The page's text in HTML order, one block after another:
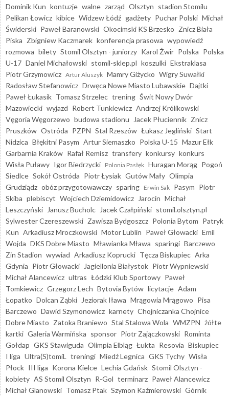
Dominik Kun kontuzje walne zarząd Olsztyn stadion Stomilu
Pelikan Łowicz kibice Widzew Łódź gadżety Puchar Polski Michał
Świderski Paweł Baranowski Okocimski KS Brzesko Znicz Biała
Piska Zbigniew Kaczmarek konferencja prasowa wypowiedź
rozmowa bilety Stomil Olsztyn - juniorzy Karol Żwir Polska Polska
U-17 Daniel Michałowski stomil-sklep.pl koszulki Ekstraklasa
Piotr Grzymowicz Artur Aluszyk Mamry Giżycko Wigry Suwałki
Radosław Stefanowicz Drwęca Nowe Miasto Lubawskie Dajtki
Paweł Łukasik Tomasz Strzelec trening Świt Nowy Dwór
Mazowiecki wyjazd Robert Tunkiewicz Andrzej Królikowski
Vęgoria Węgorzewo budowa stadionu Jacek Płuciennik Znicz
Pruszków Ostróda PZPN Stal Rzeszów Łukasz Jegliński Start
Nidzica Błękitni Pasym Artur Siemaszko Polska U-15 Mazur Ełk
Garbarnia Kraków Rafał Remisz transfery konkursy konkurs
Wisła Puławy Igor Biedrzycki Polonia Pasłęk Huragan Morąg Pogoń
Siedlce Sokół Ostróda Piotr Łysiak Gutów Mały Olimpia
Grudziądz obóz przygotowawczy sparing Erwin Sak Pasym Piotr
Skiba plebiscyt Wojciech Dziemidowicz Jarocin Michał
Leszczyński
Janusz Bucholc Jacek Czałpiński stomil.olsztyn.pl
Sylwester Czereszewski Zawisza Bydgoszcz Polonia Bytom Patryk
Kun Arkadiusz Mroczkowski Motor Lublin Paweł Głowacki Emil
Wojda DKS Dobre Miasto Mławianka Mława sparingi Barczewo
Zin Stadion wywiad Arkadiusz Koprucki Tęcza Biskupiec Arka
Gdynia Piotr Głowacki Jagiellonia Białystok Piotr Wypniewski
Michał Alancewicz ultras Łódzki Klub Sportowy Paweł
Tomkiewicz Grzegorz Lech Bytovia Bytów licytacje Adam
Łopatko Dolcan Ząbki Jeziorak Iława Mrągowia Mrągowo Pisa
Barczewo Dawid Szymonowicz karnety Chojniczanka Chojnice
Dobre Miasto Zatoka Braniewo Stal Stalowa Wola WMZPN żółte
kartki Galeria Warmińska sponsor Piotr Zajączkowski Rominta
Gołdap GKS Stawiguda Olimpia Elbląg Łukta Resovia Biskupiec
I liga Ultra(S)tomiL treningi Miedź Legnica GKS Tychy Wisła
Płock III liga Korona Kielce Lechia Gdańsk Stomil Olsztyn -
kobiety AS Stomil Olsztyn R-Gol terminarz Paweł Alancewicz
Michał Glanowski Tomasz Ptak Szymon Kaźmierowski Górnik